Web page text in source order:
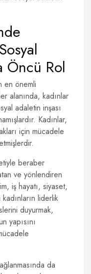
Öncü Rol
en önemli
alanında, kadınlar
adaletin inşası
Kadınlar,
için mücadele
beraber
ve yönlendiren
iş hayatı, siyaset,
liderlik
duyurmak,
yapısını
da